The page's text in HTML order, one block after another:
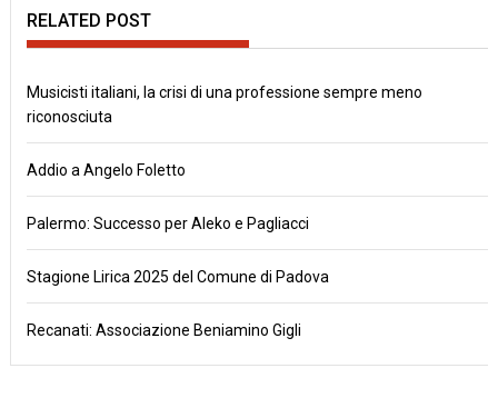
RELATED POST
Musicisti italiani, la crisi di una professione sempre meno
riconosciuta
Addio a Angelo Foletto
Palermo: Successo per Aleko e Pagliacci
Stagione Lirica 2025 del Comune di Padova
Recanati: Associazione Beniamino Gigli